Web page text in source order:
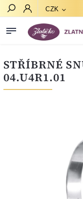
CZK
STŘÍBRNÉ
04.U4R1.01